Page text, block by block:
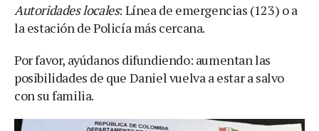
Autoridades locales: Línea de emergencias (123) o a
la estación de Policía más cercana.
Por favor, ayúdanos difundiendo: aumentan las
posibilidades de que Daniel vuelva a estar a salvo
con su familia.